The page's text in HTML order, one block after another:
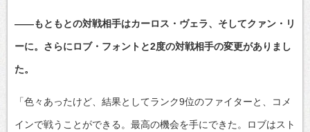
――もともとの対戦相手はカーロス・ヴェラ、そしてクァン・リ
ーに。さらにロブ・フォントと2度の対戦相手の変更がありまし
た。
「色々あったけど、結果としてランク9位のファイターと、コメ
インで戦うことができる。最高の機会を手にできた。ロブはスト